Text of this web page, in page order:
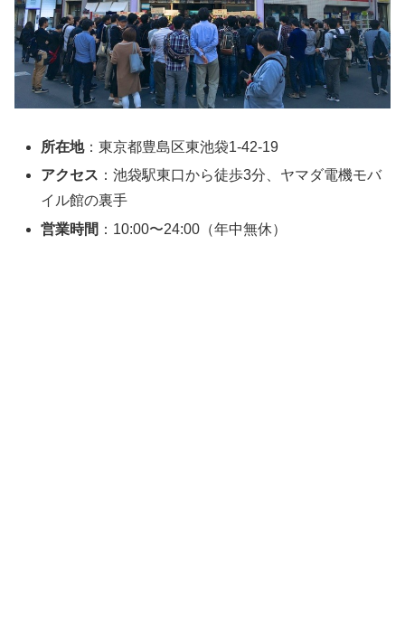
所在地：東京都豊島区東池袋1-42-19
アクセス ：池袋駅東口から徒歩3分、ヤマダ電機モバ
イル館の裏手
営業時間 ：10:00〜24:00（年中無休）